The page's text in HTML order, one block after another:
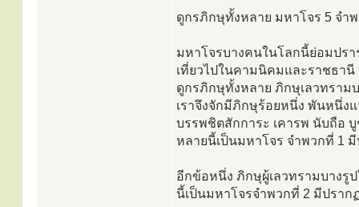
ดูกรภิกษุทั้งหลาย มหาโจร 5 จำ
มหาโจรบางคนในโลกนี้ย่อมปร
เที่ยวไปในคามนิคมและราชธานี
ดูกรภิกษุทั้งหลาย ภิกษุเลวทราม
เราจึงจักมีภิกษุร้อยหนึ่ง พันหนึ่ง
บรรพชิตสักการะ เคารพ นับถือ
หลายนี้เป็นมหาโจร จำพวกที่ 1
อีกข้อหนึ่ง ภิกษุผู้เลวทรามบางรู
นี้เป็นมหาโจรจำพวกที่ 2 มีปราก